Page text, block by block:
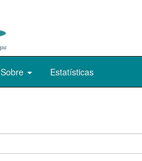
Sobre Estatísticas